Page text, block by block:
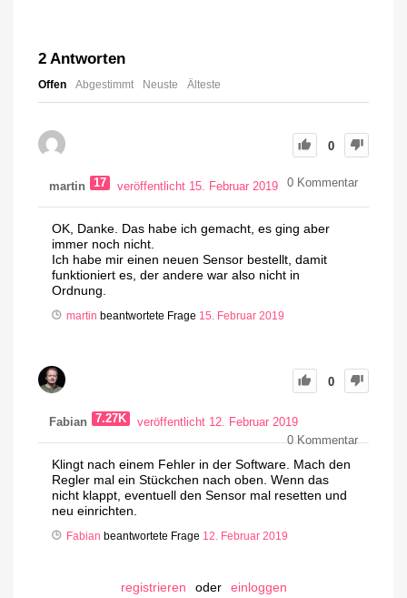
2 Antworten
Offen Abgestimmt Neuste Älteste
0
martin 17 veröffentlicht 15. Februar 2019 0 Kommentar
OK, Danke. Das habe ich gemacht, es ging aber
immer noch nicht.
Ich habe mir einen neuen Sensor bestellt, damit
funktioniert es, der andere war also nicht in
Ordnung.
martin beantwortete Frage 15. Februar 2019
0
Fabian 7.27K
veröffentlicht 12. Februar 2019
0Kommentar
Klingt nach einem Fehler in der Software. Mach den
Regler mal ein Stückchen nach oben. Wenn das
nicht klappt, eventuell den Sensor mal resetten und
neu einrichten.
Fabian beantwortete Frage 12. Februar 2019
registrieren oder einloggen